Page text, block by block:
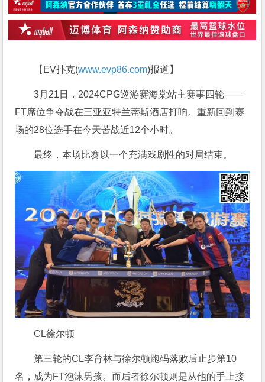
【EV扑克(www.evp86.com)报道】
3月21日，2024CPG巡游赛海棠站主赛事四轮——
FT席位争夺战在三亚亚特兰蒂斯酒店打响。重新回到赛
场的28位选手在今天苦战近12个小时。
最终，本场比赛以一个充满戏剧性的对局结束。
CL徐尔顿
第三轮的CL李育林与徐尔顿跑码落败后止步第10
名，成为FT泡沫男孩。而后者徐尔顿则是从他的手上接